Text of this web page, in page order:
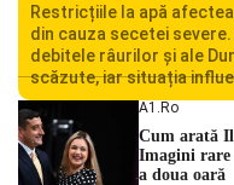
Restricțiile la apă
din cauza secetei
debitele râurilor și ale
scăzute, iar situația
Centralei Nucleare de la
cu una dintre cele mai
hidrologic din ultimii ani.
A1.ro
Cum arată
Imagini rare
a doua oară